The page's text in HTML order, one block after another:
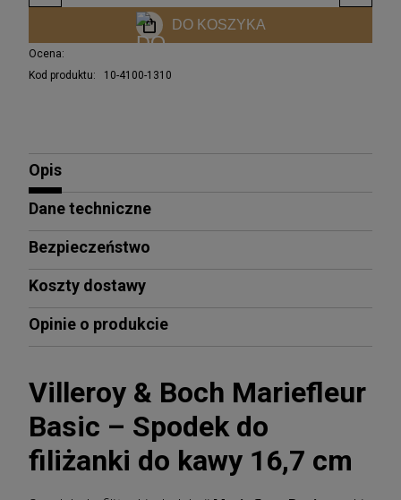
DO KOSZYKA
Ocena:
Kod produktu:
10-4100-1310
Opis
Dane techniczne
Bezpieczeństwo
Koszty dostawy
Opinie o produkcie
Villeroy & Boch Mariefleur
Basic – Spodek do
filiżanki do kawy 16,7 cm